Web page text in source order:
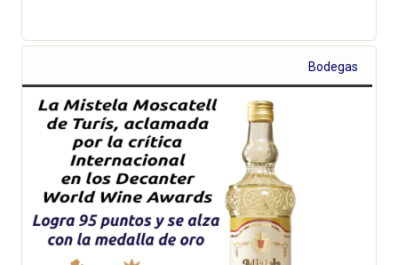
Bodegas